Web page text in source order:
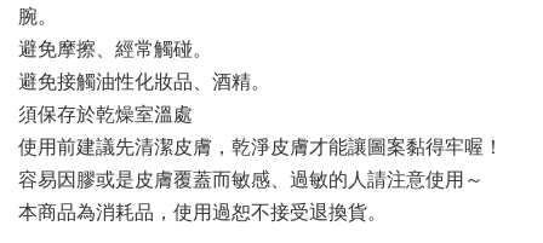
腕。
避免摩擦、經常觸碰。
避免接觸油性化妝品、酒精。
須保存於乾燥室溫處
使用前建議先清潔皮膚，乾淨皮膚才能讓圖案黏得牢喔！
容易因膠或是皮膚覆蓋而敏感、過敏的人請注意使用～
本商品為消耗品，使用過恕不接受退換貨。